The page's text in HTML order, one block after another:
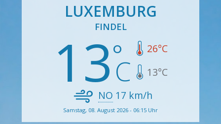
LUXEMBURG
FINDEL
13 26°C
13°C
NO 17 km/h
Samstag, 08. August 2026 - 06:15 Uhr